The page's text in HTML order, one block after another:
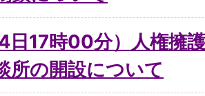
日17時00分）人権擁
所の開設について